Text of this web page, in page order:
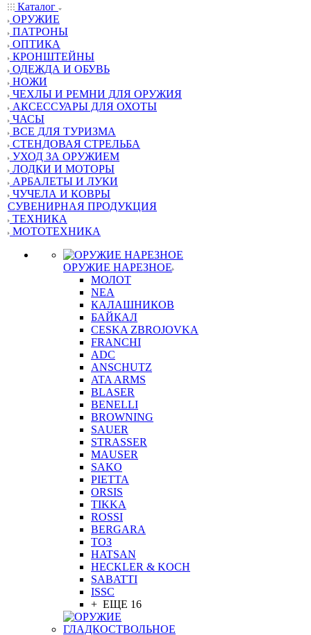
Каталог
ОРУЖИЕ
ПАТРОНЫ
ОПТИКА
КРОНШТЕЙНЫ
ОДЕЖДА И ОБУВЬ
НОЖИ
ЧЕХЛЫ И РЕМНИ ДЛЯ ОРУЖИЯ
АКСЕССУАРЫ ДЛЯ ОХОТЫ
ЧАСЫ
ВСЕ ДЛЯ ТУРИЗМА
СТЕНДОВАЯ СТРЕЛЬБА
УХОД ЗА ОРУЖИЕМ
ЛОДКИ И МОТОРЫ
АРБАЛЕТЫ И ЛУКИ
ЧУЧЕЛА И КОВРЫ
СУВЕНИРНАЯ ПРОДУКЦИЯ
ТЕХНИКА
МОТОТЕХНИКА
ОРУЖИЕ НАРЕЗНОЕ
МОЛОТ
NEA
КАЛАШНИКОВ
БАЙКАЛ
CESKA ZBROJOVKA
FRANCHI
ADC
ANSCHUTZ
ATA ARMS
BLASER
BENELLI
BROWNING
SAUER
STRASSER
MAUSER
SAKO
PIETTA
ORSIS
TIKKA
ROSSI
BERGARA
ТОЗ
HATSAN
HECKLER & KOCH
SABATTI
ISSC
+ ЕЩЕ 16